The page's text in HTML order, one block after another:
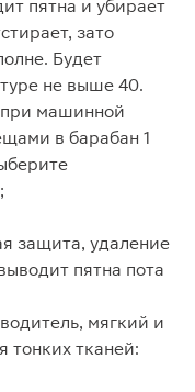
пятна и убирает
зато
Будет
не выше 40.
при машинной
в барабан 1
защита, удаление
пятна пота
мягкий и
тонких тканей: